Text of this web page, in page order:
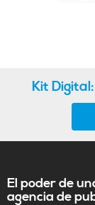
Kit
El poder de
agencia de